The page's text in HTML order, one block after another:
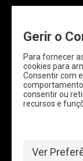
QUEM
Baterias-
que trabalha
todos os
Gerir o
Para fornecer
cookies para
Consentir com
comportamento
consentir ou
recursos e
Ver